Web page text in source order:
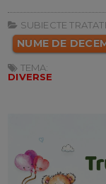
SUBIECTE
NUME DE
TEMA:
DIVERSE